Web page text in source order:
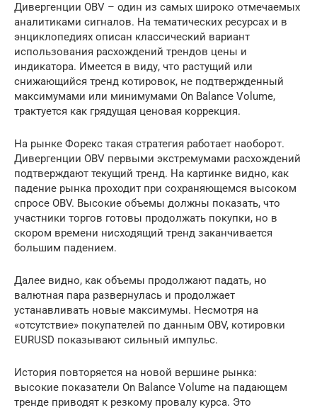
Дивергенции OBV – один из самых широко отмечаемых
аналитиками сигналов. На тематических ресурсах и в
энциклопедиях описан классический вариант
использования расхождений трендов цены и
индикатора. Имеется в виду, что растущий или
снижающийся тренд котировок, не подтвержденный
максимумами или минимумами On Balance Volume,
трактуется как грядущая ценовая коррекция.
На рынке Форекс такая стратегия работает наоборот.
Дивергенции OBV первыми экстремумами расхождений
подтверждают текущий тренд. На картинке видно, как
падение рынка проходит при сохраняющемся высоком
спросе OBV. Высокие объемы должны показать, что
участники торгов готовы продолжать покупки, но в
скором времени нисходящий тренд заканчивается
большим падением.
Далее видно, как объемы продолжают падать, но
валютная пара развернулась и продолжает
устанавливать новые максимумы. Несмотря на
«отсутствие» покупателей по данным OBV, котировки
EURUSD показывают сильный импульс.
История повторяется на новой вершине рынка:
высокие показатели On Balance Volume на падающем
тренде приводят к резкому провалу курса. Это